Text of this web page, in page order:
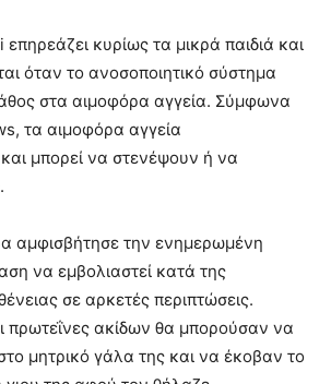
κυρίως τα μικρά παιδιά και
όταν το ανοσοποιητικό σύστημα
στα αιμοφόρα αγγεία. Σύμφωνα
τα αιμοφόρα αγγεία
μπορεί να στενέψουν ή να
αμφισβήτησε την ενημερωμένη
να εμβολιαστεί κατά της
σε αρκετές περιπτώσεις.
πρωτεΐνες ακίδων θα μπορούσαν να
μητρικό γάλα της και να έκοβαν το